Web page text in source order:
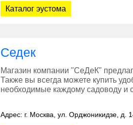
Каталог эустома
Седек
Магазин компании "СеДеК"
Также вы всегда можете купить
необходимые каждому садоводу и
Адрес: г. Москва, ул. Орджоникидзе, д.